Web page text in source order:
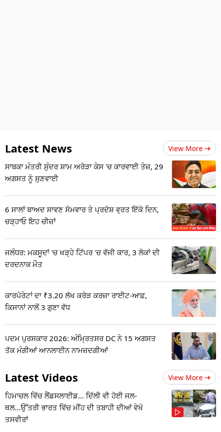
Latest News View More
ਸਾਬਕਾ ਮੰਤਰੀ ਸੁੰਦਰ ਸ਼ਾਮ ਅਰੋੜਾ ਕੇਸ 'ਚ ਕਾਰਵਾਈ ਤੇਜ਼, 29
ਅਗਸਤ ਨੂੰ ਸੁਣਵਾਈ
6 ਸਾਲਾਂ ਬਾਅਦ ਸਾਵਣ ਸੋਮਵਾਰ ਤੇ ਪ੍ਰਦੋਸ਼ ਵ੍ਰਤ ਇੱਕੋ ਦਿਨ,
ਚੜ੍ਹਾਓ ਇਹ ਚੀਜ਼ਾਂ
ਜਲੰਧਰ: ਮਕਸੂਦਾਂ 'ਚ ਖੜ੍ਹੇ ਟਿੱਪਰ 'ਚ ਵੱਜੀ ਕਾਰ, 3 ਲੋਕਾਂ ਦੀ
ਦਰਦਨਾਕ ਮੌਤ
ਕਾਰਪੋਰੇਟਾਂ ਦਾ ₹3.20 ਲੱਖ ਕਰੋੜ ਕਰਜ਼ਾ ਰਾਈਟ-ਆਫ਼,
ਕਿਸਾਨਾਂ ਨਾਲੋਂ 3 ਗੁਣਾ ਵੱਧ
ਪਦਮ ਪੁਰਸਕਾਰ 2026: ਅੰਮ੍ਰਿਤਸਰ DC ਨੇ 15 ਅਗਸਤ
ਤੱਕ ਮੰਗੀਆਂ ਆਨਲਾਈਨ ਨਾਮਜ਼ਦਗੀਆਂ
Latest Videos View More
ਹਿਮਾਚਲ ਵਿੱਚ ਲੈਂਡਸਲਾਈਡ... ਦਿੱਲੀ ਵੀ ਹੋਈ ਜਲ-
ਥਲ...ਉੱਤਰੀ ਭਾਰਤ ਵਿੱਚ ਮੀਂਹ ਦੀ ਤਬਾਹੀ ਦੀਆਂ ਵੇਖੋ
ਤਸਵੀਰਾਂ